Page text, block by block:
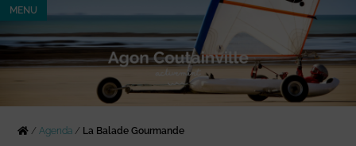
MENU
/Agenda / La Balade Gourmande